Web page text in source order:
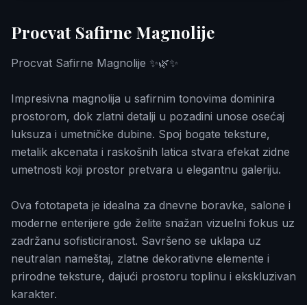
Procvat Safirne Magnolije
Procvat Safirne Magnolije ✨🌿✨
Impresivna magnolija u safirnim tonovima dominira
prostorom, dok zlatni detalji u pozadini unose osećaj
luksuza i umetničke dubine. Spoj bogate teksture,
metalik akcenata i raskošnih latica stvara efekat zidne
umetnosti koji prostor pretvara u elegantnu galeriju.
Ova fototapeta je idealna za dnevne boravke, salone i
moderne enterijere gde želite snažan vizuelni fokus uz
zadržanu sofisticiranost. Savršeno se uklapa uz
neutralan nameštaj, zlatne dekorativne elemente i
prirodne teksture, dajući prostoru toplinu i ekskluzivan
karakter.